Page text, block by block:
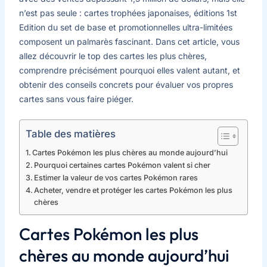
n’est pas seule : cartes trophées japonaises, éditions 1st
Edition du set de base et promotionnelles ultra-limitées
composent un palmarès fascinant. Dans cet article, vous
allez découvrir le top des cartes les plus chères,
comprendre précisément pourquoi elles valent autant, et
obtenir des conseils concrets pour évaluer vos propres
cartes sans vous faire piéger.
Table des matières
Cartes Pokémon les plus chères au monde aujourd’hui
Pourquoi certaines cartes Pokémon valent si cher
Estimer la valeur de vos cartes Pokémon rares
Acheter, vendre et protéger les cartes Pokémon les plus
chères
Cartes Pokémon les plus
chères au monde aujourd’hui